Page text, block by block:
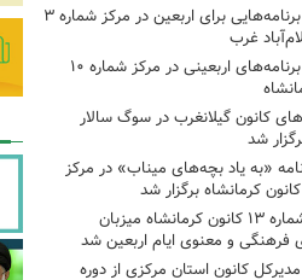
اجرای برنامه‌هایی برای اربعین در مرکز شماره ۳
غرب
اجرای برنامه‌های اربعینی در مرکز شماره ۱۰
کانون گیلانغرب در سوگ سالار
شد
«به یاد بچه‌های میناب» در مرکز
مرکز شماره ۱۳ کانون کرمانشاه میزبان
فرهنگی و معنوی ایام اربعین شد
مدیرکل کانون استان مرکزی از دوره